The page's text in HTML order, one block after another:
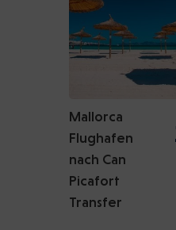
Mallorca
Flughafen
nach Can
Picafort
Transfer